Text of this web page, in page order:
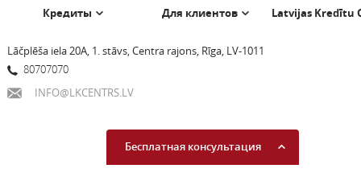
Кредиты Для клиентов Latvijas Kredītu
Lāčplēša iela 20A, 1. stāvs, Centra rajons, Rīga, LV-1011
80707070
INFO@LKCENTRS.LV
Бесплатная консультация